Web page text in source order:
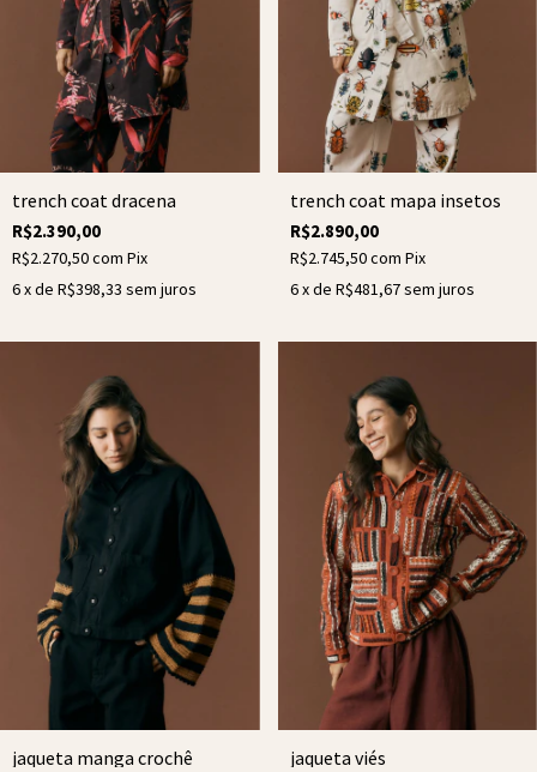
trench coat dracena
R$2.390,00
R$2.270,50com Pix
6x de R$398,33 sem juros
trench coat mapa insetos
R$2.890,00
R$2.745,50com Pix
6x de R$481,67sem juros
jaqueta manga crochê jaqueta viés